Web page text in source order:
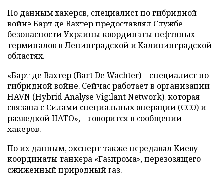
По данным хакеров, специалист по гибридной
войне Барт де Вахтер предоставлял Службе
безопасности Украины координаты нефтяных
терминалов в Ленинградской и Калининградской
областях.
«Барт де Вахтер (Bart De Wachter) – специалист по
гибридной войне. Сейчас работает в организации
HAVN (Hybrid Analyse Vigilant Network), которая
связана с Силами специальных операций (ССО) и
разведкой НАТО», – говорится в сообщении
хакеров.
По их данным, эксперт также передавал Киеву
координаты танкера «Газпрома», перевозящего
сжиженный природный газ.